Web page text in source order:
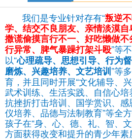
我们是专业针对存有“叛逆不
学、结交不良朋友、亲情淡漠自
撒谎偷摸言行不一、好吃懒做
行异常、脾气暴躁打架斗殴”等
以“心理疏导、思想引导、行为
磨炼、兴趣培养、文艺培训”等
育，并且同时开展“文化辅导、
武术训练、生活实践、自信心培
抗挫折打击培训、国学赏识、
仪培养、品德与法制教育”等全
孩子在“身、心、德、礼、智、
方面获得改变和提升的青少年素